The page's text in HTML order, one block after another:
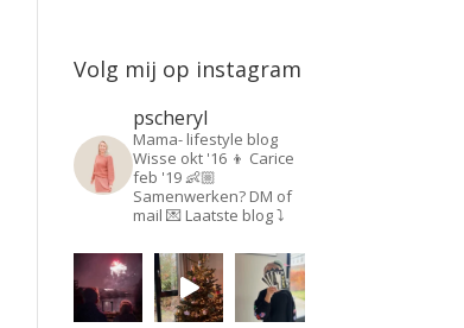
Volg mij op instagram
pscheryl
Mama- lifestyle blog
Wisse okt '16 👦 Carice
feb '19 👶🏼
Samenwerken? DM of
mail 💌 Laatste blog ⤵️